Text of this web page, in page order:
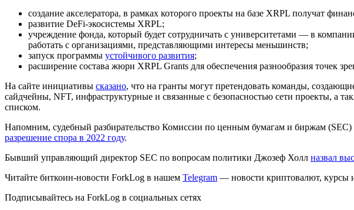
создание акселератора, в рамках которого проекты на базе XRPL получат
развитие DeFi-экосистемы XRPL;
учреждение фонда, который будет сотрудничать с университетами — в
работать с организациями, представляющими интересы меньшинств;
запуск программы устойчивого развития;
расширение состава жюри XRPL Grants для обеспечения разнообразия точек
На сайте инициативы сказано, что на гранты могут претендовать команды,
сайдчейны, NFT, инфраструктурные и связанные с безопасностью сети проекты, а
списком.
Напомним, судебный разбирательство Комиссии по ценным бумагам и биржам
разрешение спора в 2022 году.
Бывший управляющий директор SEC по вопросам политики Джозеф Холл назвал
Читайте биткоин-новости ForkLog в нашем Telegram — новости криптовалют, курсы
Подписывайтесь на ForkLog в социальных сетях